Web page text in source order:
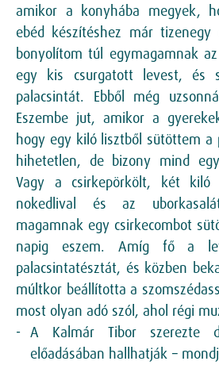
amikor a konyhába megyek,
ebéd készítéshez már
bonyolítom túl egymagamnak
egy kis csurgatott levest, és
palacsintát. Ebből még
Eszembe jut, amikor a
hogy egy kiló lisztből sütöttem a
hihetetlen, de bizony mind
Vagy a csirkepörkölt, két kiló
nokedlival és az
magamnak egy csirkecombot
napig eszem. Amíg fő a
palacsintatésztát, és közben
múltkor beállította a
most olyan adó szól, ahol régi
A Kalmár Tibor szerezte
előadásában hallhatják –